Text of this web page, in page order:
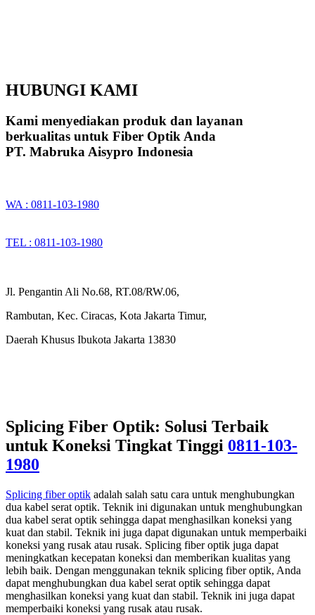
HUBUNGI KAMI
Kami menyediakan produk dan layanan
berkualitas untuk Fiber Optik Anda
PT. Mabruka Aisypro Indonesia
WA : 0811-103-1980
TEL : 0811-103-1980
Jl. Pengantin Ali No.68, RT.08/RW.06,
Rambutan, Kec. Ciracas, Kota Jakarta Timur,
Daerah Khusus Ibukota Jakarta 13830
Splicing Fiber Optik: Solusi Terbaik
untuk Koneksi Tingkat Tinggi 0811-103-
1980
Splicing fiber optik adalah salah satu cara untuk menghubungkan
dua kabel serat optik. Teknik ini digunakan untuk menghubungkan
dua kabel serat optik sehingga dapat menghasilkan koneksi yang
kuat dan stabil. Teknik ini juga dapat digunakan untuk memperbaiki
koneksi yang rusak atau rusak. Splicing fiber optik juga dapat
meningkatkan kecepatan koneksi dan memberikan kualitas yang
lebih baik. Dengan menggunakan teknik splicing fiber optik, Anda
dapat menghubungkan dua kabel serat optik sehingga dapat
menghasilkan koneksi yang kuat dan stabil. Teknik ini juga dapat
memperbaiki koneksi yang rusak atau rusak.